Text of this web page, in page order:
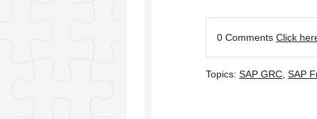
0 Comments Click
Topics: SAP GRC, SAP